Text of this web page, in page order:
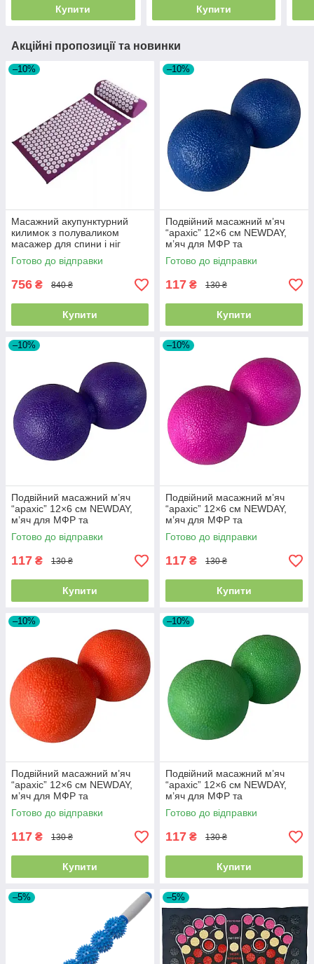
Купити Купити
Акційні пропозиції та новинки
–10%
Масажний акупунктурний
килимок з полуваликом
масажер для спини і ніг
Аплікатор Кузнєцова,
Бордовий
Готово до відправки
756 ₴ 840 ₴
Купити
–10%
Подвійний масажний м’яч
“арахіс” 12×6 см NEWDAY,
м’яч для МФР та
самомасажу, синій SF-9430
Готово до відправки
117 ₴ 130 ₴
Купити
–10%
Подвійний масажний м’яч
“арахіс” 12×6 см NEWDAY,
м’яч для МФР та
самомасажу, фіолетовий SF-
9607
Готово до відправки
117 ₴ 130 ₴
Купити
–10%
Подвійний масажний м’яч
“арахіс” 12×6 см NEWDAY,
м’яч для МФР та
самомасажу, рожевий SF-
9584
Готово до відправки
117 ₴ 130 ₴
Купити
–10%
Подвійний масажний м’яч
“арахіс” 12×6 см NEWDAY,
м’яч для МФР та
самомасажу, помаранчевий
SF-9591
Готово до відправки
117 ₴ 130 ₴
Купити
–10%
Подвійний масажний м’яч
“арахіс” 12×6 см NEWDAY,
м’яч для МФР та
самомасажу, зелений SF-
9614
Готово до відправки
117 ₴ 130 ₴
Купити
–5% –5%